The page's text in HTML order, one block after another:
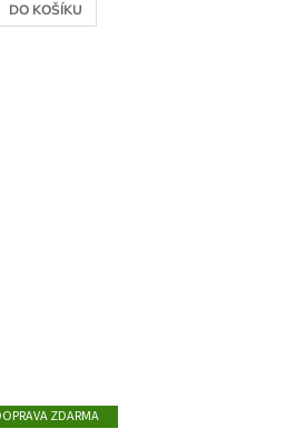
DO KOŠÍKU
ZDARMA